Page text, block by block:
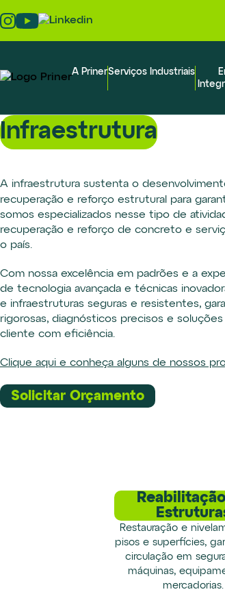
to
A PrinerServiços Industriais
Infraestrutura
A infraestrutura sustenta o
recuperação e reforço estrutural para
somos especializados nesse tipo de
recuperação e reforço de concreto e
o país.
Com nossa excelência em padrões e a
de tecnologia avançada e técnicas
e infraestruturas seguras e resistentes,
rigorosas, diagnósticos precisos e
cliente com eficiência.
Clique aqui e conheça alguns de nossos
Solicitar Orçamento
Restauração e
pisos e superfícies,
circulação em
máquinas,
mercadorias.